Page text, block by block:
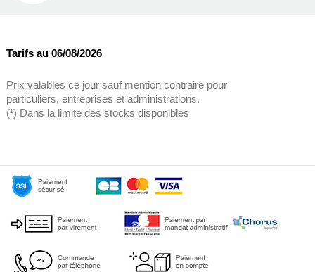
Tarifs au 06/08/2026
Prix valables ce jour sauf mention contraire pour
particuliers, entreprises et administrations.
(¹) Dans la limite des stocks disponibles